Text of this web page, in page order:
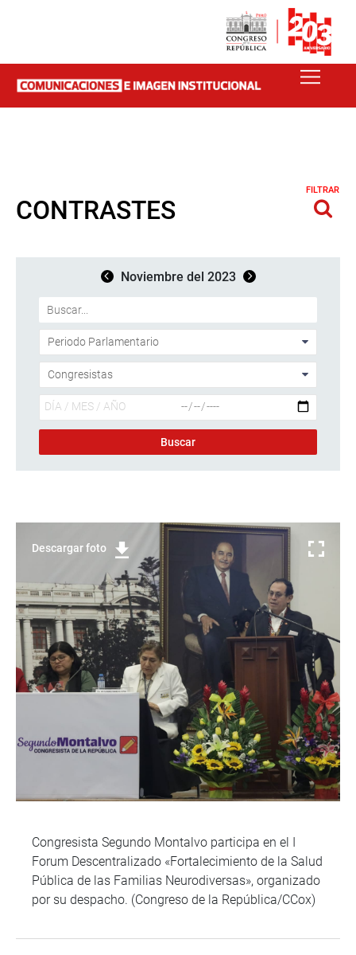
CONTRASTES
FILTRAR
Noviembre del 2023
Descargar foto
Congresista Segundo Montalvo participa en el I
Forum Descentralizado «Fortalecimiento de la Salud
Pública de las Familias Neurodiversas», organizado
por su despacho. (Congreso de la República/CCox)